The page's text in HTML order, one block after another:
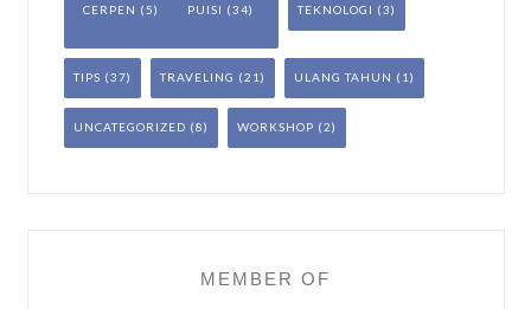
CERPEN (5) PUISI (34) TEKNOLOGI (3)
TIPS (37) TRAVELING (21) ULANG TAHUN (1)
UNCATEGORIZED (8) WORKSHOP (2)
MEMBER OF